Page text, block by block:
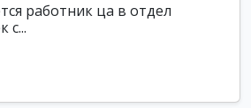
работник ца в отдел
с...